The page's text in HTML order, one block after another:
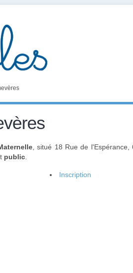
, situé 18 Rue de l'Espérance,
public
Inscription